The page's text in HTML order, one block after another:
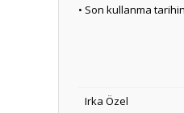
• Son kullanma
Irka Özel